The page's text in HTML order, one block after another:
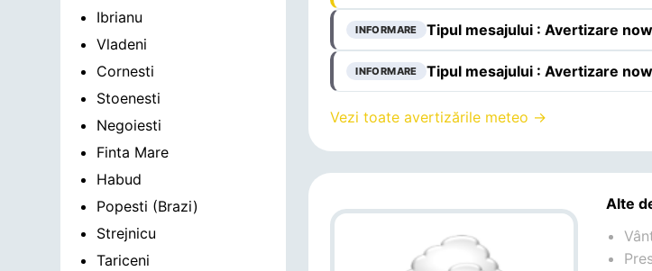
Ibrianu
Vladeni
Cornesti
Stoenesti
Negoiesti
Finta Mare
Habud
Popesti (Brazi)
Strejnicu
Tariceni
INFORMARE Tipul mesajului : Avertizare
INFORMARE Tipul mesajului : Avertizare
Vezi toate avertizările meteo →
Alte